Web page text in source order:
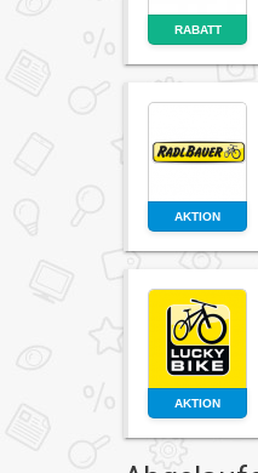
RABATT
AKTION
AKTION